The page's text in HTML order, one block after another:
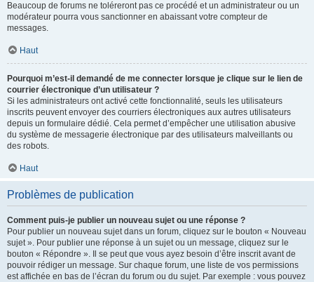
Beaucoup de forums ne toléreront pas ce procédé et un administrateur ou un
modérateur pourra vous sanctionner en abaissant votre compteur de
messages.
Haut
Pourquoi m’est-il demandé de me connecter lorsque je clique sur le lien de
courrier électronique d’un utilisateur ?
Si les administrateurs ont activé cette fonctionnalité, seuls les utilisateurs
inscrits peuvent envoyer des courriers électroniques aux autres utilisateurs
depuis un formulaire dédié. Cela permet d’empêcher une utilisation abusive
du système de messagerie électronique par des utilisateurs malveillants ou
des robots.
Haut
Problèmes de publication
Comment puis-je publier un nouveau sujet ou une réponse ?
Pour publier un nouveau sujet dans un forum, cliquez sur le bouton « Nouveau
sujet ». Pour publier une réponse à un sujet ou un message, cliquez sur le
bouton « Répondre ». Il se peut que vous ayez besoin d’être inscrit avant de
pouvoir rédiger un message. Sur chaque forum, une liste de vos permissions
est affichée en bas de l’écran du forum ou du sujet. Par exemple : vous pouvez